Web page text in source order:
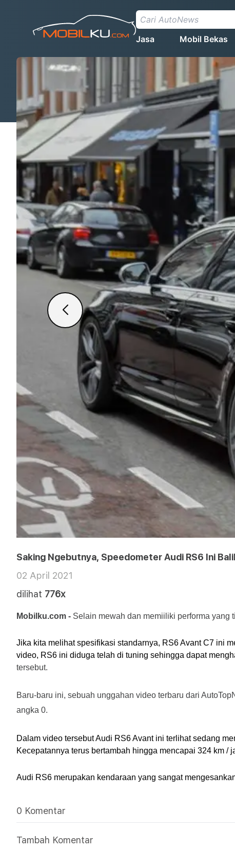
Jasa Mobil Bekas
Saking Ngebutnya, Speedometer Audi RS6 Ini
02 April 2021
dilihat 776x
Mobilku.com - Selain mewah dan memiiliki performa yang
Jika kita melihat spesifikasi standarnya, RS6 Avant C7 ini
video, RS6 ini diduga telah di tuning sehingga dapat
tersebut.
Baru-baru ini, sebuah unggahan video terbaru dari
angka 0.
Dalam video tersebut Audi RS6 Avant ini terlihat sedang
Kecepatannya terus bertambah hingga mencapai 324 km
Audi RS6 merupakan kendaraan yang sangat
0 Komentar
Tambah Komentar